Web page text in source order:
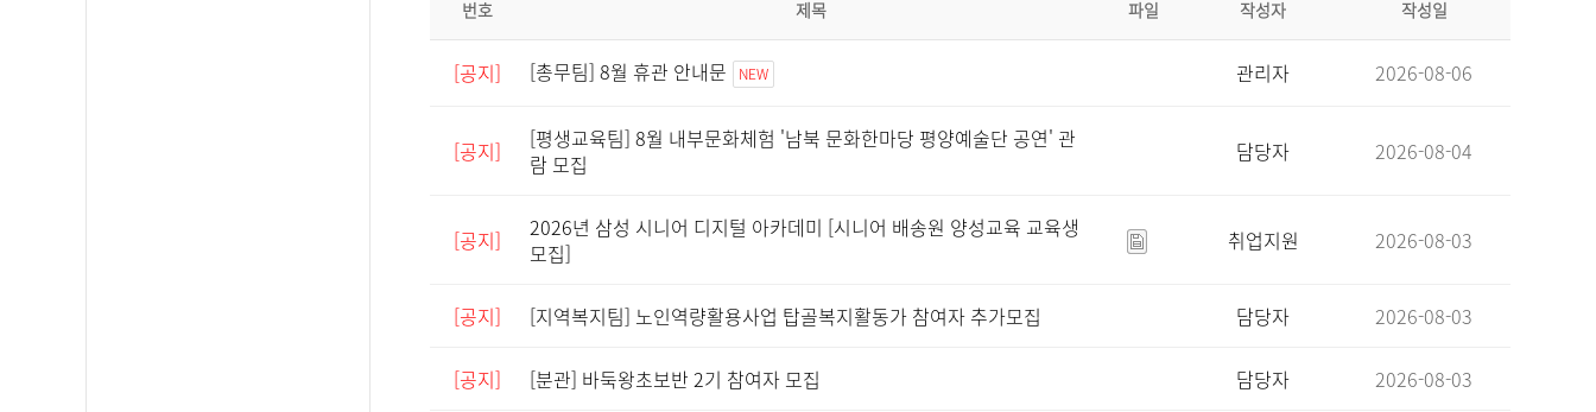
번호 제목 파일 작성자 작성일
[공지] [총무팀] 8월 휴관 안내문 NEW 관리자 2026-08-06
[공지]
[평생교육팀] 8월 내부문화체험 '남북 문화한마당 평양예술단 공연' 관
람 모집
담당자 2026-08-04
[공지]
2026년 삼성 시니어 디지털 아카데미 [시니어 배송원 양성교육 교육생
모집]
취업지원 2026-08-03
[공지] [지역복지팀] 노인역량활용사업 탑골복지활동가 참여자 추가모집 담당자 2026-08-03
[공지] [분관] 바둑왕초보반 2기 참여자 모집 담당자 2026-08-03